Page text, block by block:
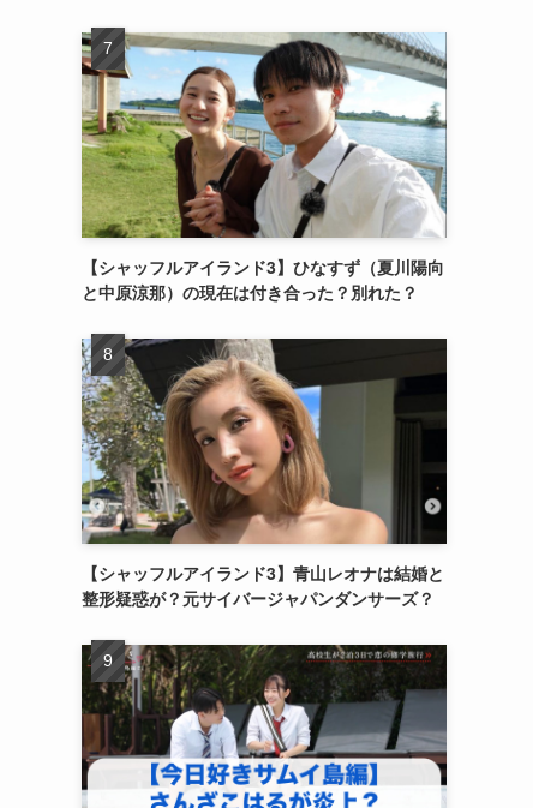
【シャッフルアイランド3】ひなすず（夏川陽向
と中原涼那）の現在は付き合った？別れた？
【シャッフルアイランド3】青山レオナは結婚と
整形疑惑が？元サイバージャパンダンサーズ？